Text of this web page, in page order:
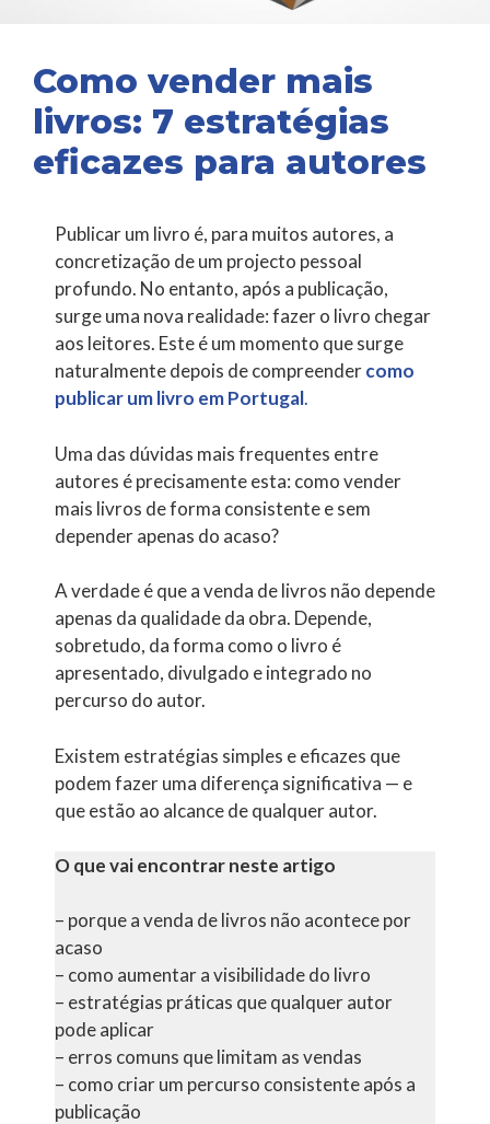
Como vender mais
livros: 7 estratégias
eficazes para autores
Publicar um livro é, para muitos autores, a
concretização de um projecto pessoal
profundo. No entanto, após a publicação,
surge uma nova realidade: fazer o livro chegar
aos leitores. Este é um momento que surge
naturalmente depois de compreendercomo
publicar um livro em Portugal.
Uma das dúvidas mais frequentes entre
autores é precisamente esta: como vender
mais livros de forma consistente e sem
depender apenas do acaso?
A verdade é que a venda de livros não depende
apenas da qualidade da obra. Depende,
sobretudo, da forma como o livro é
apresentado, divulgado e integrado no
percurso do autor.
Existem estratégias simples e eficazes que
podem fazer uma diferença significativa — e
que estão ao alcance de qualquer autor.
O que vai encontrar neste artigo
– porque a venda de livros não acontece por
acaso
– como aumentar a visibilidade do livro
– estratégias práticas que qualquer autor
pode aplicar
– erros comuns que limitam as vendas
– como criar um percurso consistente após a
publicação